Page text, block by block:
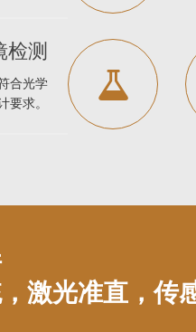
检测
合光学
要求。
激光准直，传